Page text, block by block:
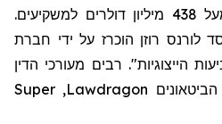
438 מיליון דולרים למשקיעים.
הייצוגיות". רבים מעורכי הדין
Lawdragon
,
Super